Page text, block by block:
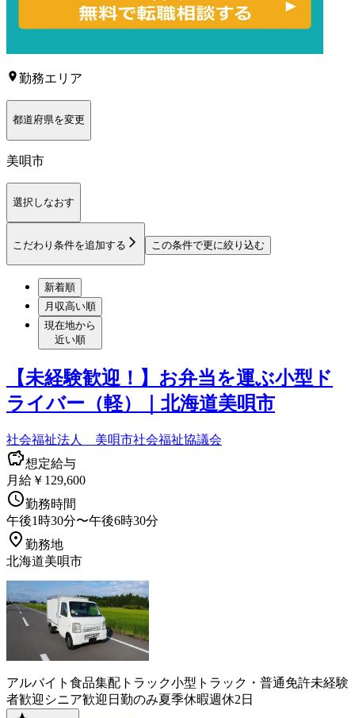
勤務エリア
都道府県を変更
美唄市
選択しなおす
こだわり条件を追加する この条件で更に絞り込む
新着順
月収高い順
現在地から
近い順
【未経験歓迎！】お弁当を運ぶ小型ド
ライバー（軽）｜北海道美唄市
社会福祉法人 美唄市社会福祉協議会
想定給与
月給￥129,600
勤務時間
午後1時30分〜午後6時30分
勤務地
北海道美唄市
アルバイト 食品集配 トラック小型トラック・普通免許未経験
者歓迎 シニア歓迎 日勤のみ夏季休暇週休2日